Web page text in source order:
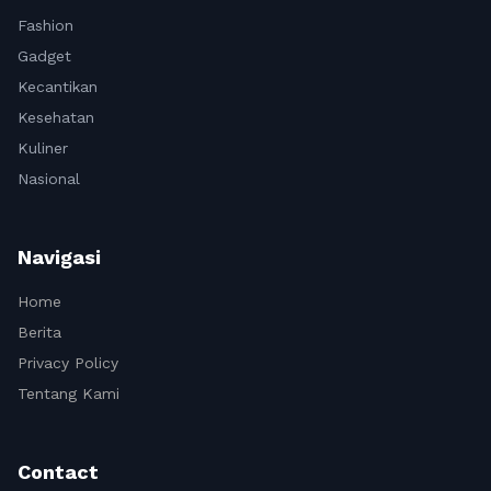
Fashion
Gadget
Kecantikan
Kesehatan
Kuliner
Nasional
Navigasi
Home
Berita
Privacy Policy
Tentang Kami
Contact